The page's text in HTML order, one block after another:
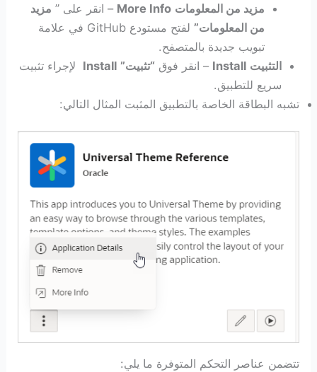
مزيد من المعلومات More Info – انقر على ” مزيد
من المعلومات”
لفتح مستودع GitHub في علامة
تبويب جديدة بالمتصفح.
التثبيت Install – انقر فوق “تثبيت” Install لإجراء تثبيت
سريع للتطبيق.
تشبه البطاقة الخاصة بالتطبيق المثبت المثال التالي:
تتضمن عناصر التحكم المتوفرة ما يلي: